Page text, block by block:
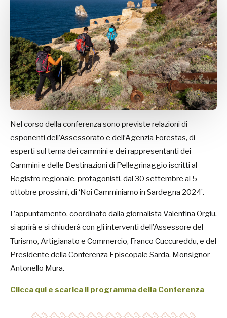
Nel corso della conferenza sono previste relazioni di
esponenti dell’Assessorato e dell’Agenzia Forestas, di
esperti sul tema dei cammini e dei rappresentanti dei
Cammini e delle Destinazioni di Pellegrinaggio iscritti al
Registro regionale, protagonisti, dal 30 settembre al 5
ottobre prossimi, di ‘Noi Camminiamo in Sardegna 2024’.
L’appuntamento, coordinato dalla giornalista Valentina Orgiu,
si aprirà e si chiuderà con gli interventi dell’Assessore del
Turismo, Artigianato e Commercio, Franco Cuccureddu, e del
Presidente della Conferenza Episcopale Sarda, Monsignor
Antonello Mura.
Clicca qui e scarica il programma della Conferenza